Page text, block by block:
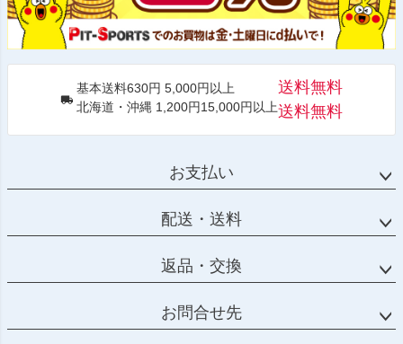
基本送料630円 5,000円以上
北海道・沖縄 1,200円15,000円以上
送料無料
送料無料
お支払い
配送・送料
返品・交換
お問合せ先